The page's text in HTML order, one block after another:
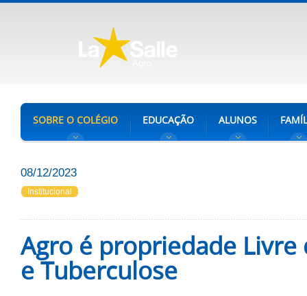
SOBRE O COLÉGIO EDUCAÇÃO ALUNOS
08/12/2023
Institucional
Agro é propriedade Livre
e Tuberculose